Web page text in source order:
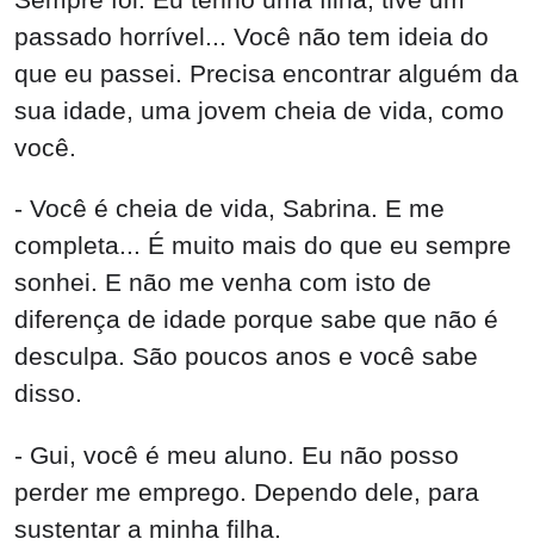
passado horrível... Você não tem ideia do
que eu passei. Precisa encontrar alguém da
sua idade, uma jovem cheia de vida, como
você.
- Você é cheia de vida, Sabrina. E me
completa... É muito mais do que eu sempre
sonhei. E não me venha com isto de
diferença de idade porque sabe que não é
desculpa. São poucos anos e você sabe
disso.
- Gui, você é meu aluno. Eu não posso
perder me emprego. Dependo dele, para
sustentar a minha filha.